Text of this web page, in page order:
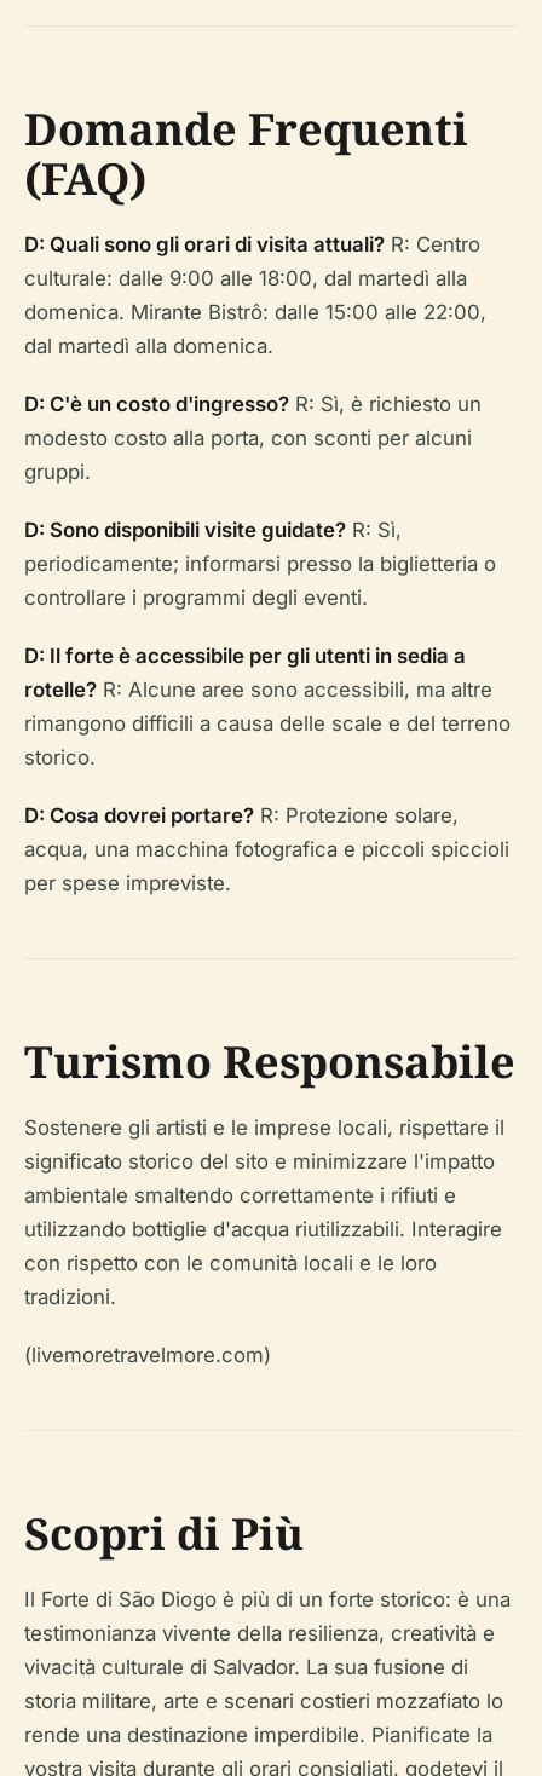
Domande Frequenti
(FAQ)
D: Quali sono gli orari di visita attuali? R: Centro
culturale: dalle 9:00 alle 18:00, dal martedì alla
domenica. Mirante Bistrô: dalle 15:00 alle 22:00,
dal martedì alla domenica.
D: C'è un costo d'ingresso? R: Sì, è richiesto un
modesto costo alla porta, con sconti per alcuni
gruppi.
D: Sono disponibili visite guidate? R: Sì,
periodicamente; informarsi presso la biglietteria o
controllare i programmi degli eventi.
D: Il forte è accessibile per gli utenti in sedia a
rotelle? R: Alcune aree sono accessibili, ma altre
rimangono difficili a causa delle scale e del terreno
storico.
D: Cosa dovrei portare? R: Protezione solare,
acqua, una macchina fotografica e piccoli spiccioli
per spese impreviste.
Turismo Responsabile
Sostenere gli artisti e le imprese locali, rispettare il
significato storico del sito e minimizzare l'impatto
ambientale smaltendo correttamente i rifiuti e
utilizzando bottiglie d'acqua riutilizzabili. Interagire
con rispetto con le comunità locali e le loro
tradizioni.
(livemoretravelmore.com)
Scopri di Più
Il Forte di São Diogo è più di un forte storico: è una
testimonianza vivente della resilienza, creatività e
vivacità culturale di Salvador. La sua fusione di
storia militare, arte e scenari costieri mozzafiato lo
rende una destinazione imperdibile. Pianificate la
vostra visita durante gli orari consigliati, godetevi il